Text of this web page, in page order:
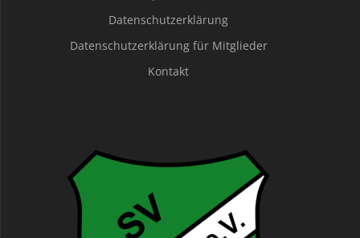
Datenschutzerklärung
Datenschutzerklärung für Mitglieder
Kontakt